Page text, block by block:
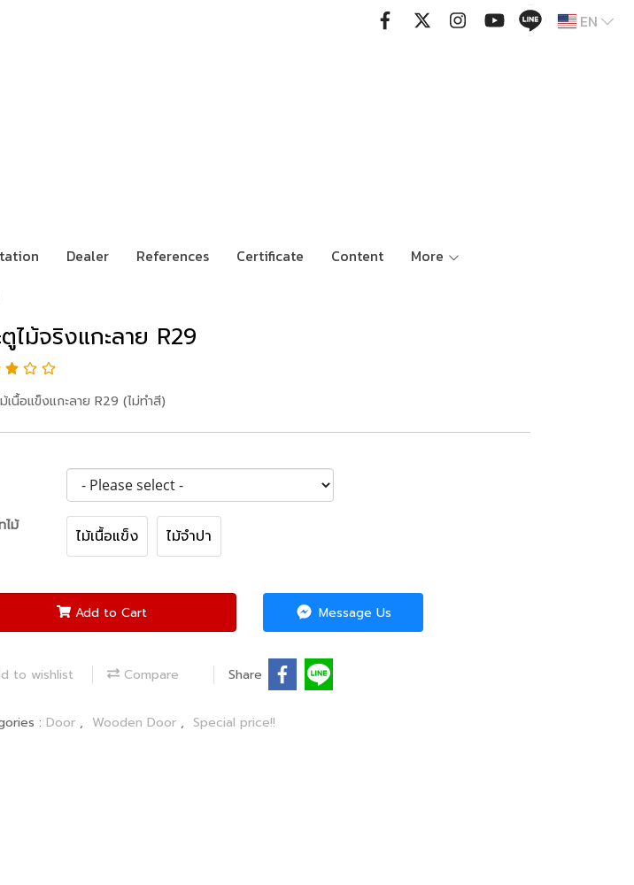
EN
Dealer References Certificate Content More
ไม้จริงแกะลาย R29
เนื้อแข็งแกะลาย R29 (ไม่ทำสี)
ไม้
ไม้เนื้อแข็ง ไม้จำปา
Add to Cart Message Us
to wishlist Compare Share
: Door , Wooden Door , Special price!!